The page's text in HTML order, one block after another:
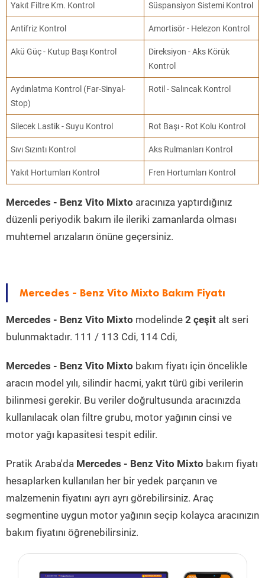
Yakıt Filtre Km. Kontrol Süspansiyon Sistemi Kontrol
Antifriz Kontrol Amortisör - Helezon Kontrol
Akü Güç - Kutup Başı Kontrol
Direksiyon - Aks Körük
Kontrol
Aydınlatma Kontrol (Far-Sinyal-
Stop)
Rotil - Salıncak Kontrol
Silecek Lastik - Suyu Kontrol Rot Başı - Rot Kolu Kontrol
Sıvı Sızıntı Kontrol Aks Rulmanları Kontrol
Yakıt Hortumları Kontrol Fren Hortumları Kontrol
Mercedes - Benz Vito Mixto aracınıza yaptırdığınız
düzenli periyodik bakım ile ileriki zamanlarda olması
muhtemel arızaların önüne geçersiniz.
Mercedes - Benz Vito Mixto Bakım Fiyatı
Mercedes - Benz Vito Mixto modelinde 2 çeşit alt seri
bulunmaktadır. 111 / 113 Cdi, 114 Cdi,
Mercedes - Benz Vito Mixto bakım fiyatı için öncelikle
aracın model yılı, silindir hacmi, yakıt türü gibi verilerin
bilinmesi gerekir. Bu veriler doğrultusunda aracınızda
kullanılacak olan filtre grubu, motor yağının cinsi ve
motor yağı kapasitesi tespit edilir.
Pratik Araba'da Mercedes - Benz Vito Mixto bakım fiyatı
hesaplarken kullanılan her bir yedek parçanın ve
malzemenin fiyatını ayrı ayrı görebilirsiniz. Araç
segmentine uygun motor yağının seçip kolayca aracınızın
bakım fiyatını öğrenebilirsiniz.